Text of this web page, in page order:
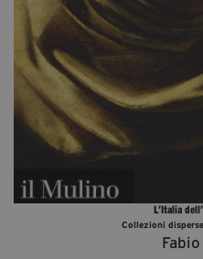
Chi Siamo
Civico Trame
#Trameascuola
Visioni Civiche
Mostra 3D - Visioni
Il Diritto di Essere
Archivio Storico
L’Italia
Collezioni